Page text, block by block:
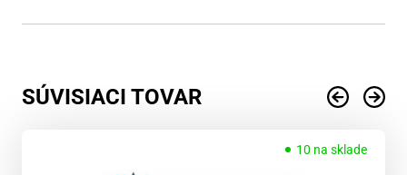
SÚVISIACI TOVAR
10 na sklade